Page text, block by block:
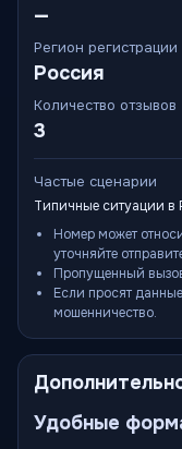
—
Регион регистрации
Россия
Количество отзывов
3
Частые сценарии
Типичные ситуации в
Номер может
уточняйте
Пропущенный
Если просят
мошенничество.
Удобные